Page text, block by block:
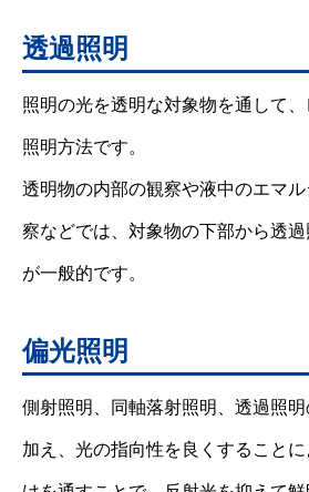
透過照明
照明の光を透明な対象物を通して
照明方法です。
透明物の内部の観察や液中のエマ
察などでは、対象物の下部から透
が一般的です。
偏光照明
側射照明、同軸落射照明、透過照
加え、光の指向性を良くすること